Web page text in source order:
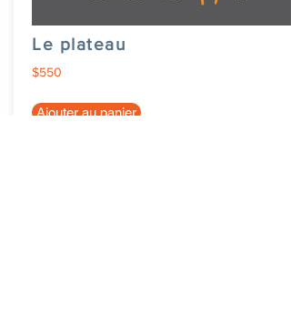
Le plateau
$550
Ajouter au panier